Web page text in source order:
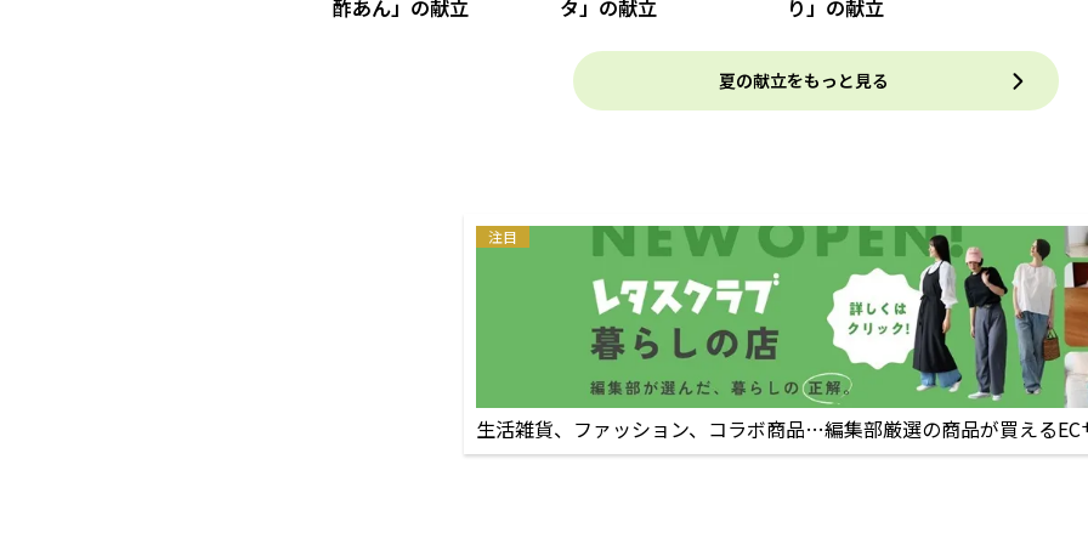
酢あん」の献立 タ」の献立 り」の献立
夏の献立をもっと見る
注目
生活雑貨、ファッション、コラボ商品…編集部厳選の商品が買えるEC